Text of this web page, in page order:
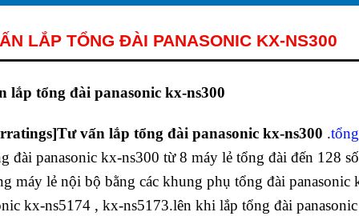
LẮP TỔNG ĐÀI PANASONIC KX-NS300
lắp tổng đài panasonic kx-ns300
vấn lắp tổng đài panasonic kx-ns300 .
đài panasonic kx-ns300 từ 8 máy lẻ tổng đài đến 128
máy lẻ nội bộ bằng các khung phụ tổng đài panasonic
kx-ns5174 , kx-ns5173.lên khi lắp tổng đài